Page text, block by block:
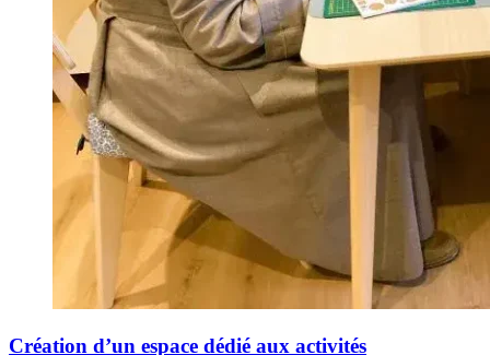
Création d’un espace dédié aux activités